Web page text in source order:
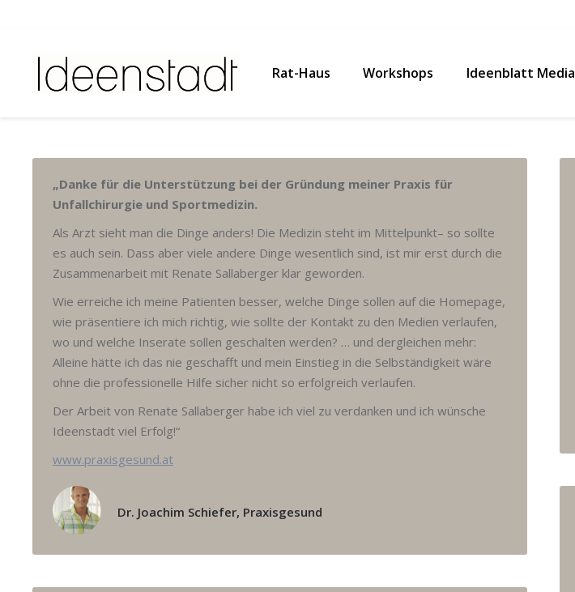
Rat-Haus Workshops Ideenblatt Media
„Danke für die Unterstützung bei der Gründung meiner Praxis für
Unfallchirurgie und Sportmedizin.
Als Arzt sieht man die Dinge anders! Die Medizin steht im Mittelpunkt– so sollte
es auch sein. Dass aber viele andere Dinge wesentlich sind, ist mir erst durch die
Zusammenarbeit mit Renate Sallaberger klar geworden.
Wie erreiche ich meine Patienten besser, welche Dinge sollen auf die Homepage,
wie präsentiere ich mich richtig, wie sollte der Kontakt zu den Medien verlaufen,
wo und welche Inserate sollen geschalten werden? … und dergleichen mehr:
Alleine hätte ich das nie geschafft und mein Einstieg in die Selbständigkeit wäre
ohne die professionelle Hilfe sicher nicht so erfolgreich verlaufen.
Der Arbeit von Renate Sallaberger habe ich viel zu verdanken und ich wünsche
Ideenstadt viel Erfolg!“
www.praxisgesund.at
Dr. Joachim Schiefer, Praxisgesund